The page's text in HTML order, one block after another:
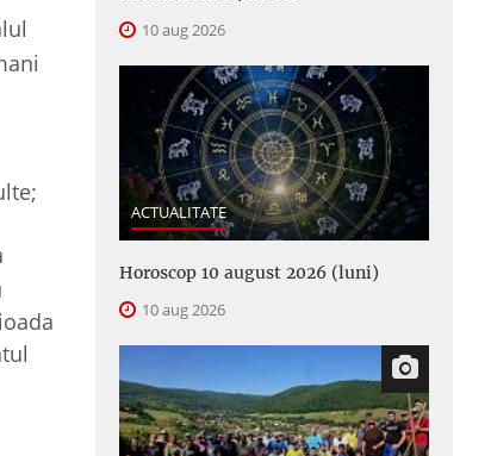
10 aug 2026
ACTUALITATE
Horoscop 10 august 2026 (luni)
10 aug 2026